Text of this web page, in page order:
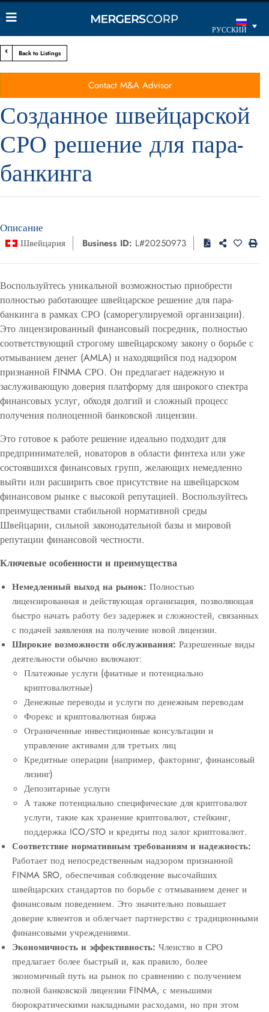
РУССКИЙ
Back to Listings
Contact M&A Advisor
Созданное швейцарской
СРО решение для пара-
банкинга
Описание
Швейцария Business ID: L#20250973
Воспользуйтесь уникальной возможностью приобрести
полностью работающее швейцарское решение для пара-
банкинга в рамках СРО (саморегулируемой организации).
Это лицензированный финансовый посредник, полностью
соответствующий строгому швейцарскому закону о борьбе с
отмыванием денег (AMLA) и находящийся под надзором
признанной FINMA СРО. Он предлагает надежную и
заслуживающую доверия платформу для широкого спектра
финансовых услуг, обходя долгий и сложный процесс
получения полноценной банковской лицензии.
Это готовое к работе решение идеально подходит для
предпринимателей, новаторов в области финтеха или уже
состоявшихся финансовых групп, желающих немедленно
выйти или расширить свое присутствие на швейцарском
финансовом рынке с высокой репутацией. Воспользуйтесь
преимуществами стабильной нормативной среды
Швейцарии, сильной законодательной базы и мировой
репутации финансовой честности.
Ключевые особенности и преимущества
Немедленный выход на рынок: Полностью
лицензированная и действующая организация, позволяющая
быстро начать работу без задержек и сложностей, связанных
с подачей заявления на получение новой лицензии.
Широкие возможности обслуживания: Разрешенные виды
деятельности обычно включают:
Платежные услуги (фиатные и потенциально
криптовалютные)
Денежные переводы и услуги по денежным переводам
Форекс и криптовалютная биржа
Ограниченные инвестиционные консультации и
управление активами для третьих лиц
Кредитные операции (например, факторинг, финансовый
лизинг)
Депозитарные услуги
А также потенциально специфические для криптовалют
услуги, такие как хранение криптовалют, стейкинг,
поддержка ICO/STO и кредиты под залог криптовалют.
Соответствие нормативным требованиям и надежность:
Работает под непосредственным надзором признанной
FINMA SRO, обеспечивая соблюдение высочайших
швейцарских стандартов по борьбе с отмыванием денег и
финансовым поведением. Это значительно повышает
доверие клиентов и облегчает партнерство с традиционными
финансовыми учреждениями.
Экономичность и эффективность: Членство в СРО
предлагает более быстрый и, как правило, более
экономичный путь на рынок по сравнению с получением
полной банковской лицензии FINMA, с меньшими
бюрократическими накладными расходами, но при этом